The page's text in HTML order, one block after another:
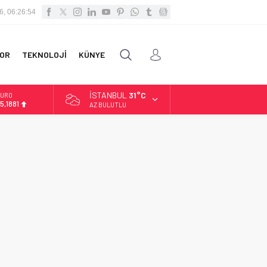
06:26:54
TEKNOLOJİ KÜNYE
İSTANBUL 31°C
AZ BULUTLU